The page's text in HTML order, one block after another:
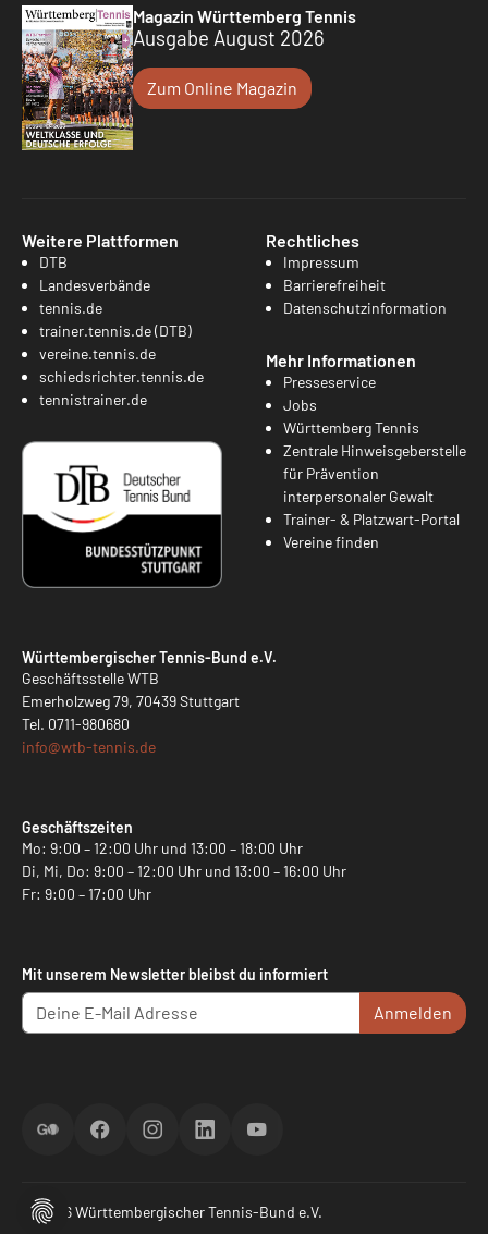
Magazin Württemberg Tennis
Ausgabe August 2026
Zum Online Magazin
Weitere Plattformen
DTB
Landesverbände
tennis.de
trainer.tennis.de (DTB)
vereine.tennis.de
schiedsrichter.tennis.de
tennistrainer.de
Rechtliches
Impressum
Barrierefreiheit
Datenschutzinformation
Mehr Informationen
Presseservice
Jobs
Württemberg Tennis
Zentrale Hinweisgeberstelle
für Prävention
interpersonaler Gewalt
Trainer- & Platzwart-Portal
Vereine finden
Württembergischer Tennis-Bund e.V.
Geschäftsstelle WTB
Emerholzweg 79, 70439 Stuttgart
Tel. 0711-980680
info@wtb-tennis.de
Geschäftszeiten
Mo: 9:00 – 12:00 Uhr und 13:00 – 18:00 Uhr
Di, Mi, Do: 9:00 – 12:00 Uhr und 13:00 – 16:00 Uhr
Fr: 9:00 – 17:00 Uhr
Mit unserem Newsletter bleibst du informiert
Anmelden
ScoreGOFacebookInstagramLinkedInYouTube
© 2026 Württembergischer Tennis-Bund e.V.